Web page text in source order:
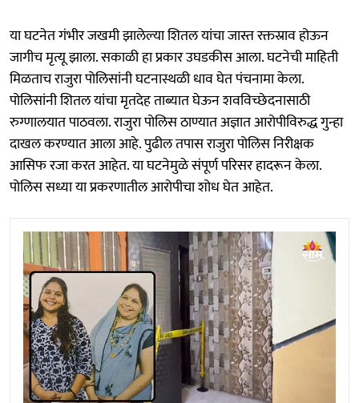
या घटनेत गंभीर जखमी झालेल्या शितल यांचा जास्त रक्तस्राव होऊन
जागीच मृत्यू झाला. सकाळी हा प्रकार उघडकीस आला. घटनेची माहिती
मिळताच राजुरा पोलिसांनी घटनास्थळी धाव घेत पंचनामा केला.
पोलिसांनी शितल यांचा मृतदेह ताब्यात घेऊन शवविच्छेदनासाठी
रुग्णालयात पाठवला. राजुरा पोलिस ठाण्यात अज्ञात आरोपीविरुद्ध गुन्हा
दाखल करण्यात आला आहे. पुढील तपास राजुरा पोलिस निरीक्षक
आसिफ रजा करत आहेत. या घटनेमुळे संपूर्ण परिसर हादरून केला.
पोलिस सध्या या प्रकरणातील आरोपीचा शोध घेत आहेत.